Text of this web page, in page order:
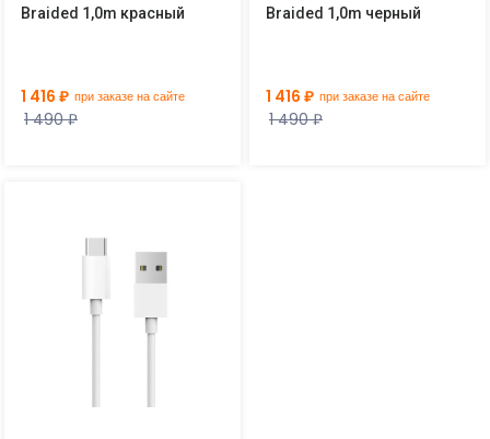
Braided 1,0m красный
1 416 ₽ при заказе на сайте
1 490 ₽
Braided 1,0m черный
1 416 ₽ при заказе на сайте
1 490 ₽